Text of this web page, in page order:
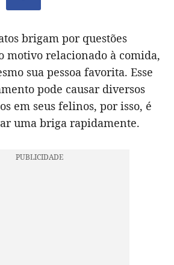
brigam por questões
motivo relacionado à comida,
sua pessoa favorita. Esse
pode causar diversos
em seus felinos, por isso, é
uma briga rapidamente.